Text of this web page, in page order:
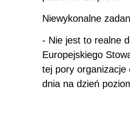
Niewykonalne
- Nie jest to realne
Europejskiego
tej pory organizacje
dnia na dzień